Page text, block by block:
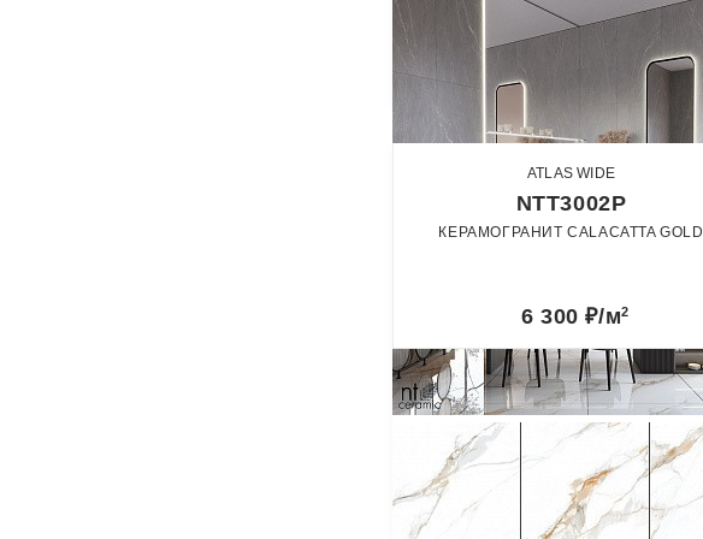
ATLAS WIDE
NTT3002P
КЕРАМОГРАНИТ CALACATTA GOLD
Полированный
6 300 ₽/м2